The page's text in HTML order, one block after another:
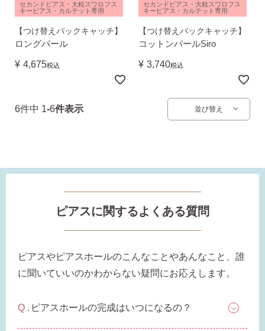
なでしこスタイルについて
ギフト
季節ごとにリボンのカラーが変わる「特性ピアスケース」
ド」を同封いたします。
セカンドピアス・大粒スワロフス
キーピアス・カルテット専用
【つけ替えバックキャッチ】
ロングパール
¥ 4,675税込
セカンドピアス・大粒スワロフス
キーピアス・カルテット専用
【つけ替えバックキャッチ】
コットンパールSiro
¥ 3,740税込
並び替え
6件中 1-6件表示
ピアスに関するよくある質問
ピアスやピアスホールのこんなことやあんなこと、誰
に聞いていいのかわからない疑問にお応えします。
ピアスホールの完成はいつになるの？